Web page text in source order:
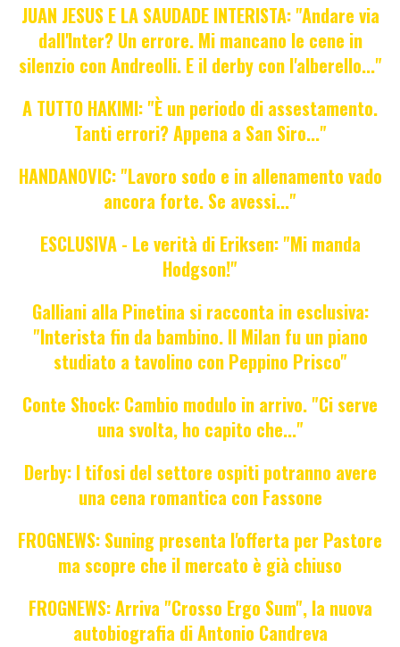
JUAN JESUS E LA SAUDADE INTERISTA: "Andare via
dall'Inter? Un errore. Mi mancano le cene in
silenzio con Andreolli. E il derby con l'alberello..."
A TUTTO HAKIMI: "È un periodo di assestamento.
Tanti errori? Appena a San Siro..."
HANDANOVIC: "Lavoro sodo e in allenamento vado
ancora forte. Se avessi..."
ESCLUSIVA - Le verità di Eriksen: "Mi manda
Hodgson!"
Galliani alla Pinetina si racconta in esclusiva:
"Interista fin da bambino. Il Milan fu un piano
studiato a tavolino con Peppino Prisco"
Conte Shock: Cambio modulo in arrivo. "Ci serve
una svolta, ho capito che..."
Derby: I tifosi del settore ospiti potranno avere
una cena romantica con Fassone
FROGNEWS: Suning presenta l'offerta per Pastore
ma scopre che il mercato è già chiuso
FROGNEWS: Arriva "Crosso Ergo Sum", la nuova
autobiografia di Antonio Candreva